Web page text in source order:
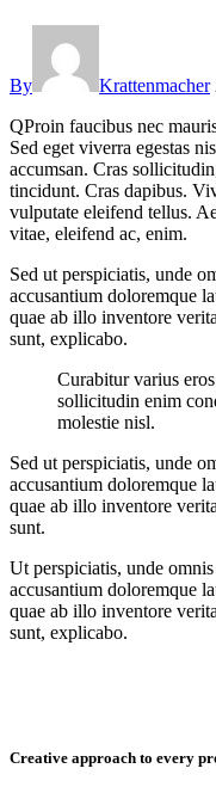
By Krattenmacher
QProin faucibus nec
Sed eget viverra egestas
accumsan. Cras
tincidunt. Cras dapibus.
vulputate eleifend tellus.
vitae, eleifend ac, enim.
Sed ut perspiciatis, unde
accusantium doloremque
quae ab illo inventore
sunt, explicabo.
Curabitur varius
sollicitudin enim
molestie nisl.
Sed ut perspiciatis, unde
accusantium doloremque
quae ab illo inventore
sunt.
Ut perspiciatis, unde
accusantium doloremque
quae ab illo inventore
sunt, explicabo.
Creative approach to every